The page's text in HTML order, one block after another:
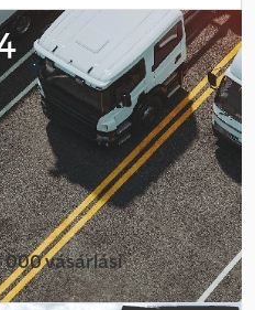
méret:385/65/R22.5,
| BPW tengelyek
385/65/R22.5 | Tévedés,
fenntartjuk. Djdpfezquwvjx
vásárlási